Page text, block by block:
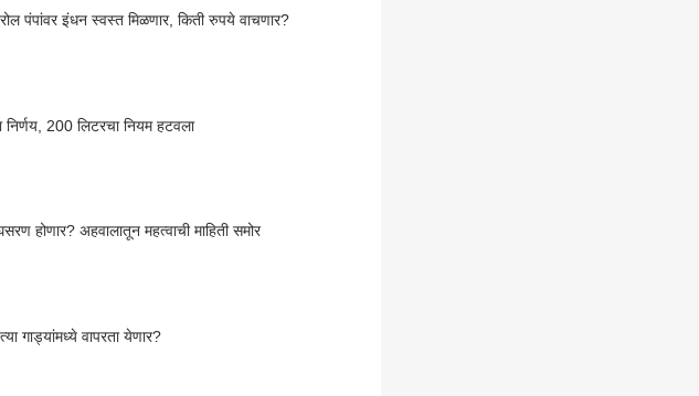
पंपांवर इंधन स्वस्त मिळणार, किती रुपये वाचणार?
200 लिटरचा नियम हटवला
होणार? अहवालातून महत्वाची माहिती समोर
गाड्यांमध्ये वापरता येणार?